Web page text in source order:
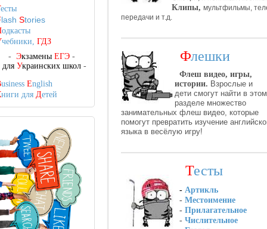
Клипы, мультфильмы,
передачи и т.д.
Флешки
Флеш видео, игры,
истории. Взрослые и
дети смогут найти в этом
разделе множество
занимательных флеш видео, которые
помогут превратить изучение
языка в весёлую игру!
Тесты
- Артикль
- Местоимение
- Прилагательное
- Числительное
есты
lash Stories
одкасты
чебники, ГДЗ
- Экзамены ЕГЭ-
для Украинских школ-
usiness English
ниги для Детей